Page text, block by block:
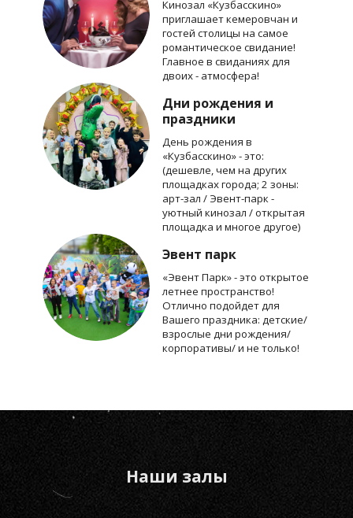
Кинозал «Кузбасскино»
приглашает кемеровчан и
гостей столицы на самое
романтическое свидание!
Главное в свиданиях для
двоих - атмосфера!
Дни рождения и
праздники
День рождения в
«Кузбасскино» - это:
(дешевле, чем на других
площадках города; 2 зоны:
арт-зал / Эвент-парк -
уютный кинозал / открытая
площадка и многое другое)
Эвент парк
«Эвент Парк» - это открытое
летнее пространство!
Отлично подойдет для
Вашего праздника: детские/
взрослые дни рождения/
корпоративы/ и не только!
Наши залы